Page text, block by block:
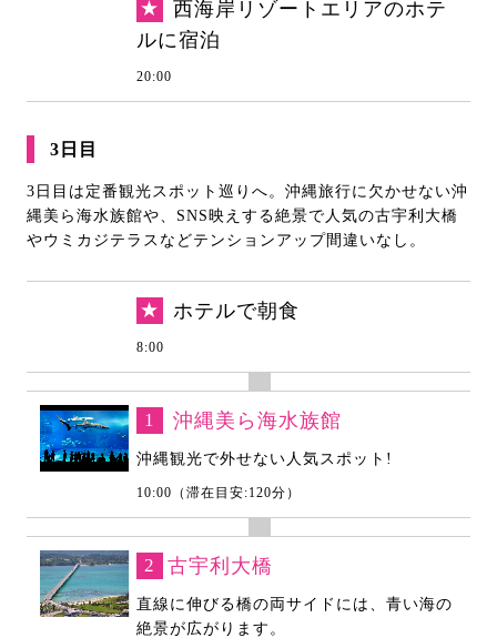
★
西海岸リゾートエリアのホテ
ルに宿泊
20:00
3日目
3日目は定番観光スポット巡りへ。沖縄旅行に欠かせない沖
縄美ら海水族館や、SNS映えする絶景で人気の古宇利大橋
やウミカジテラスなどテンションアップ間違いなし。
★ ホテルで朝食
8:00
1 沖縄美ら海水族館
沖縄観光で外せない人気スポット!
10:00（滞在目安:120分）
2 古宇利大橋
直線に伸びる橋の両サイドには、青い海の
絶景が広がります。